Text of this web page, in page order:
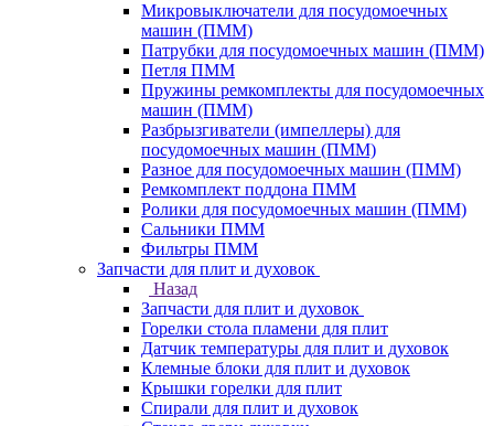
Микровыключатели для посудомоечных
машин (ПММ)
Патрубки для посудомоечных машин (ПММ)
Петля ПММ
Пружины ремкомплекты для посудомоечных
машин (ПММ)
Разбрызгиватели (импеллеры) для
посудомоечных машин (ПММ)
Разное для посудомоечных машин (ПММ)
Ремкомплект поддона ПММ
Ролики для посудомоечных машин (ПММ)
Сальники ПММ
Фильтры ПММ
Запчасти для плит и духовок
Назад
Запчасти для плит и духовок
Горелки стола пламени для плит
Датчик температуры для плит и духовок
Клемные блоки для плит и духовок
Крышки горелки для плит
Спирали для плит и духовок